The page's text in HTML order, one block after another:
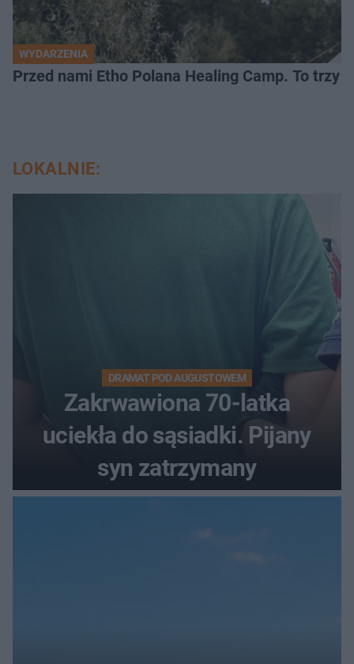
WYDARZENIA
Przed nami Etho Polana Healing Camp. To trzy
LOKALNIE:
DRAMAT POD AUGUSTOWEM
Zakrwawiona 70-latka
uciekła do sąsiadki. Pijany
syn zatrzymany